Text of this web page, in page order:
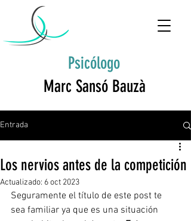
Psicólogo
Marc Sansó Bauzà
Entrada
Los nervios antes de la competición
Actualizado: 6 oct 2023
Seguramente el título de este post te
sea familiar ya que es una situación